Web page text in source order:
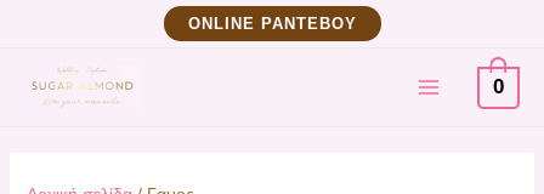
περιεχόμενο
ΟNLINE ΡΑΝΤΕΒΟΥ
MAIN
MENU
0